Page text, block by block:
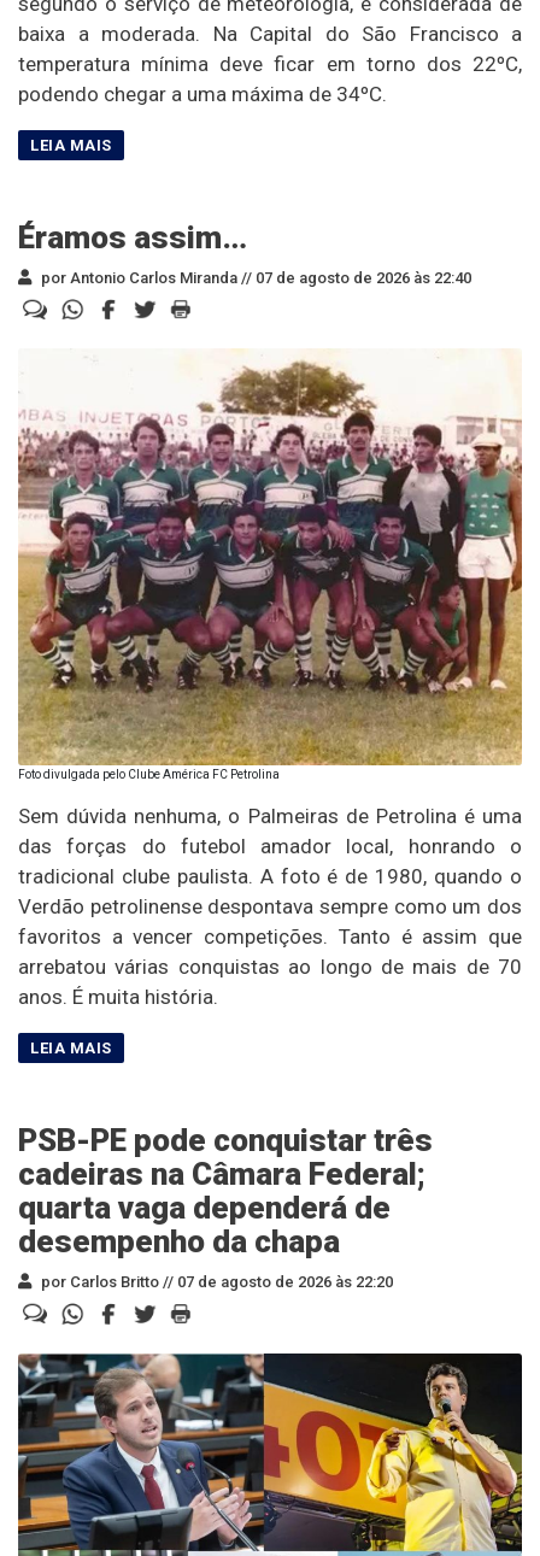
baixa a moderada. Na Capital do São Francisco a
temperatura mínima deve ficar em torno dos 22ºC,
podendo chegar a uma máxima de 34ºC.
Éramos assim…
por Antonio Carlos Miranda // 07 de agosto de 2026 às 22:40
Foto divulgada pelo Clube América FC Petrolina
Sem dúvida nenhuma, o Palmeiras de Petrolina é uma
das forças do futebol amador local, honrando o
tradicional clube paulista. A foto é de 1980, quando o
Verdão petrolinense despontava sempre como um dos
favoritos a vencer competições. Tanto é assim que
arrebatou várias conquistas ao longo de mais de 70
anos. É muita história.
PSB-PE pode conquistar três
cadeiras na Câmara Federal;
quarta vaga dependerá de
desempenho da chapa
por Carlos Britto // 07 de agosto de 2026 às 22:20